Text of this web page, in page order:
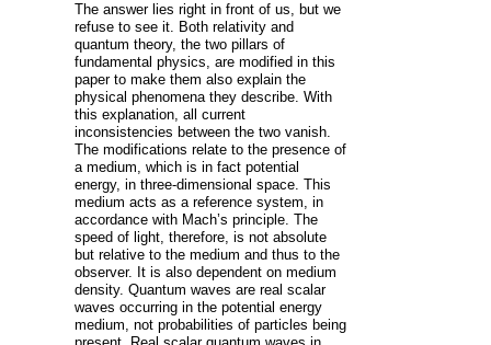
The answer lies right in front of us, but we
refuse to see it. Both relativity and
quantum theory, the two pillars of
fundamental physics, are modified in this
paper to make them also explain the
physical phenomena they describe. With
this explanation, all current
inconsistencies between the two vanish.
The modifications relate to the presence of
a medium, which is in fact potential
energy, in three-dimensional space. This
medium acts as a reference system, in
accordance with Mach’s principle. The
speed of light, therefore, is not absolute
but relative to the medium and thus to the
observer. It is also dependent on medium
density. Quantum waves are real scalar
waves occurring in the potential energy
medium, not probabilities of particles being